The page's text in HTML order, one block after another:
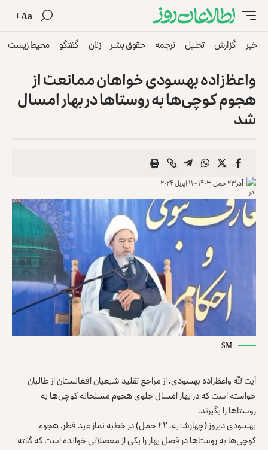
Aa
خبر گزارش تحلیل ترجمه حقوق بشر زنان گفتگو محیط زیست
واعظ‌زاده بهسودی خواهان ممانعت از
هجوم کوچی‌ها به روستاها در بهار امسال
شد
آذر۲۳ حمل ۱۴۰۳ - ۱۱ اپریل ۲۰۲۴
SM
آیت‌الله واعظ‌زاده بهسودی، از مراجع تقلید شیعیان افغانستان از طالبان
خواسته است که در بهار امسال جلوی هجوم مسلحانه کوچی‌ها به
روستاها را بگیرند.
بهسودی دیروز (چهارشنبه، ۲۲ حمل) در خطبه نماز عید فطر، هجوم
کوچی‌ها به روستاها در فصل بهار را یکی از معضلاتی خوانده است که گفته